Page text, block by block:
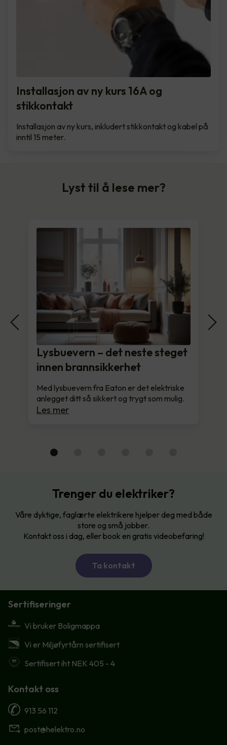
Installasjon av ny kurs 16A og
stikkontakt
Installasjon av ny kurs, inkludert stikkontakt og kabel på
inntil 15 meter.
Lyst til å lese mer?
Lysbuevern – det neste steget
innen brannsikkerhet
Med lysbuevern fra Eaton er det elektriske
anlegget ditt så sikkert og trygt som mulig.
Les mer
Trenger du elektriker?
Våre dyktige, faglærte elektrikere hjelper deg med både
store og små jobber.
Kontakt oss i dag, eller book en gratis videobefaring!
Ta kontakt
Sertifiseringer
Vi bruker Boligmappa
Vi er Miljøfyrtårn sertifisert
Sertifisert iht NEK 405 - 4
Kontakt oss
913 56 112
post@helektro.no